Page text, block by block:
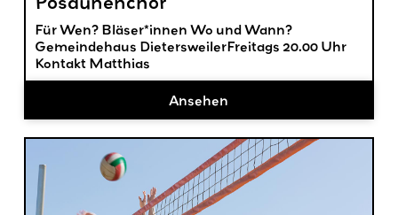
Für Wen? Bläser*innen Wo und Wann?
Gemeindehaus DietersweilerFreitags 20.00 Uhr
Kontakt Matthias
Ansehen